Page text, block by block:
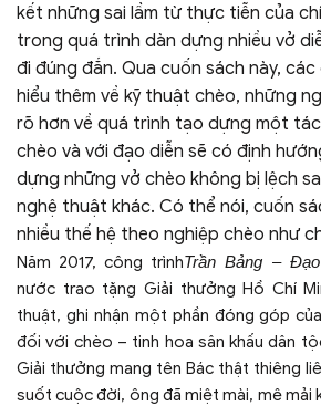
kết những sai lầm từ thực tiễn của
trong quá trình dàn dựng nhiều vở
đi đúng đắn. Qua cuốn sách này, các
hiểu thêm về kỹ thuật chèo, những
rõ hơn về quá trình tạo dựng một
chèo và với đạo diễn sẽ có định
dựng những vở chèo không bị lệch
nghệ thuật khác. Có thể nói, cuốn
nhiều thế hệ theo nghiệp chèo như
Năm 2017, công trìnhTrần Bảng –
nước trao tặng Giải thưởng Hồ Chí
thuật, ghi nhận một phần đóng góp của
đối với chèo – tinh hoa sân khấu dân
Giải thưởng mang tên Bác thật thiêng
suốt cuộc đời, ông đã miệt mài, mê mải